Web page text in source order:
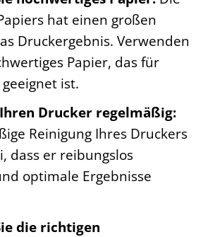
hat einen großen
Druckergebnis. Verwenden
Papier, das für
ist.
Drucker regelmäßig:
Reinigung Ihres Druckers
dass er reibungslos
optimale Ergebnisse
die richtigen